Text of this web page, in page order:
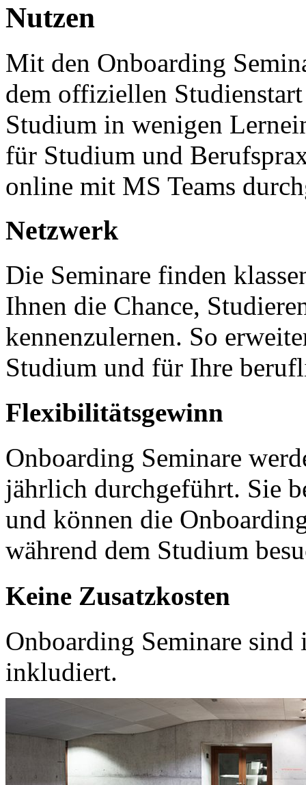
Nutzen
Mit den Onboarding
dem offiziellen
Studium in wenigen
für Studium und
online mit MS Teams
Netzwerk
Die Seminare finden
Ihnen die Chance,
kennenzulernen. So
Studium und für Ihre
Flexibilitätsgewinn
Onboarding Seminare
jährlich durchgeführt. Sie
und können die
während dem Studium
Keine Zusatzkosten
Onboarding Seminare sind
inkludiert.